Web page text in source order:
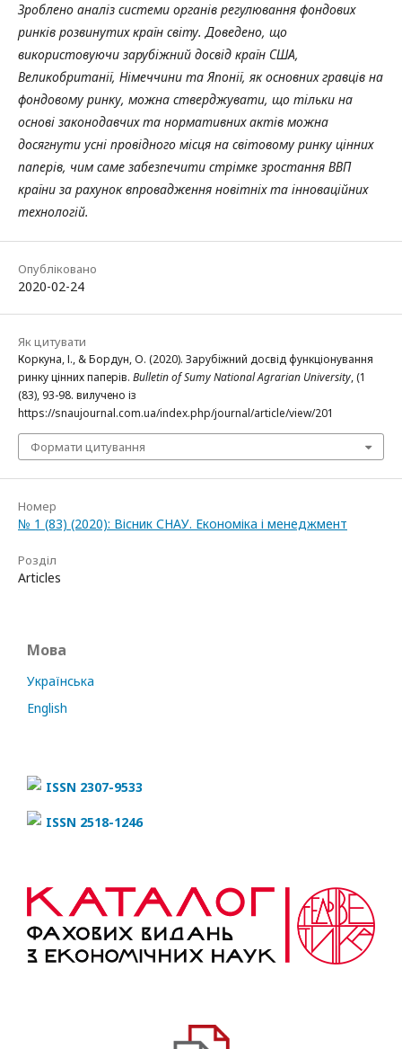
Зроблено аналіз системи органів регулювання фондових
ринків розвинутих країн світу. Доведено, що
використовуючи зарубіжний досвід країн США,
Великобританії, Німеччини та Японії, як основних гравців на
фондовому ринку, можна стверджувати, що тільки на
основі законодавчих та нормативних актів можна
досягнути усні провідного місця на світовому ринку цінних
паперів, чим саме забезпечити стрімке зростання ВВП
країни за рахунок впровадження новітніх та інноваційних
технологій.
Опубліковано
2020-02-24
Як цитувати
Коркуна, І., & Бордун, О. (2020). Зарубіжний досвід функціонування
ринку цінних паперів. Bulletin of Sumy National Agrarian University, (1
(83), 93-98. вилучено із
https://snaujournal.com.ua/index.php/journal/article/view/201
Формати цитування
Номер
№ 1 (83) (2020): Вісник СНАУ. Економіка і менеджмент
Розділ
Articles
Мова
Українська
English
ISSN 2307-9533
ISSN 2518-1246